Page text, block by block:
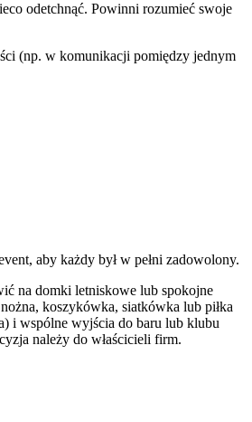
odetchnąć. Powinni rozumieć swoje
(np. w komunikacji pomiędzy jednym
aby każdy był w pełni zadowolony.
na domki letniskowe lub spokojne
koszykówka, siatkówka lub piłka
i wspólne wyjścia do baru lub klubu
należy do właścicieli firm.